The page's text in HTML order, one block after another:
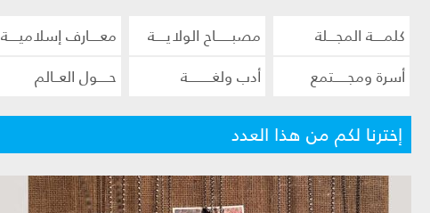
كلمــــة المجـــلة مصبــــــاح الولايــــة معــــارف إسلاميــــة
أسرة ومجـــــتمع
أدب ولغـــــــــة حــــول العــالم
إخترنا لكم من هذا العدد